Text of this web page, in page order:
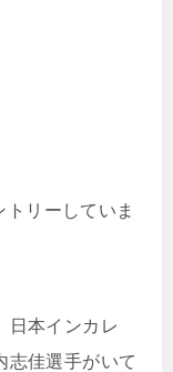
リーしていま
日本インカレ
志佳選手がいて